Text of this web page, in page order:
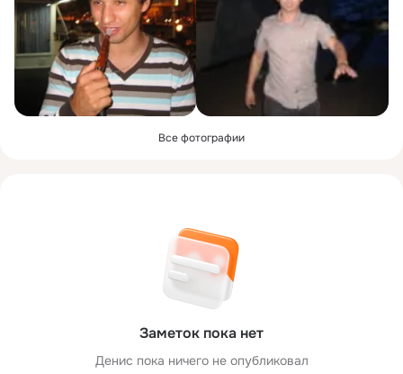
Все фотографии
Заметок пока нет
Денис пока ничего не опубликовал